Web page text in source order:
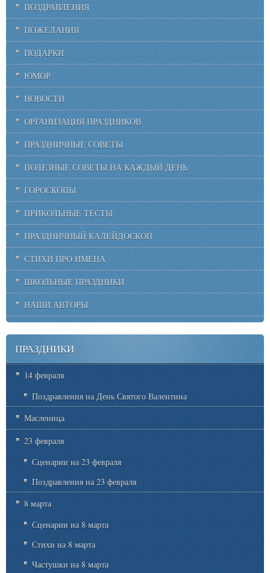
ПОЗДРАВЛЕНИЯ
ПОЖЕЛАНИЯ
ПОДАРКИ
ЮМОР
НОВОСТИ
ОРГАНИЗАЦИЯ ПРАЗДНИКОВ
ПРАЗДНИЧНЫЕ СОВЕТЫ
ПОЛЕЗНЫЕ СОВЕТЫ НА КАЖДЫЙ ДЕНЬ
ГОРОСКОПЫ
ПРИКОЛЬНЫЕ ТЕСТЫ
ПРАЗДНИЧНЫЙ КАЛЕЙДОСКОП
СТИХИ ПРО ИМЕНА
ШКОЛЬНЫЕ ПРАЗДНИКИ
НАШИ АВТОРЫ
ПРАЗДНИКИ
14 февраля
Поздравления на День Святого Валентина
Масленица
23 февраля
Сценарии на 23 февраля
Поздравления на 23 февраля
8 марта
Сценарии на 8 марта
Стихи на 8 марта
Частушки на 8 марта